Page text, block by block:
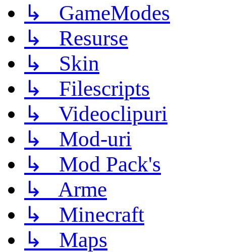
↳ GameModes
↳ Resurse
↳ Skin
↳ Filescripts
↳ Videoclipuri
↳ Mod-uri
↳ Mod Pack's
↳ Arme
↳ Minecraft
↳ Maps